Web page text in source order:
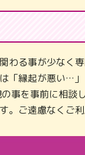
わる事が少なく
「縁起が悪い…
事を事前に相談
。ご遠慮なくご利